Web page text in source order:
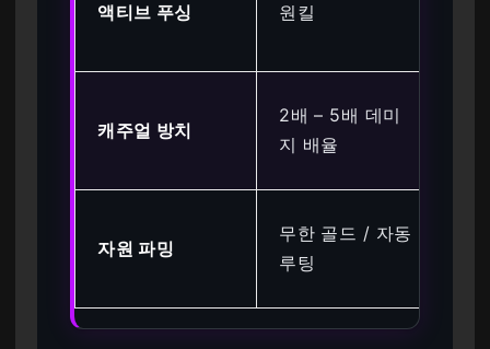
액티브 푸싱 원킬
캐주얼 방치
2배 – 5배 데미
지 배율
자원 파밍
무한 골드 / 자동
루팅